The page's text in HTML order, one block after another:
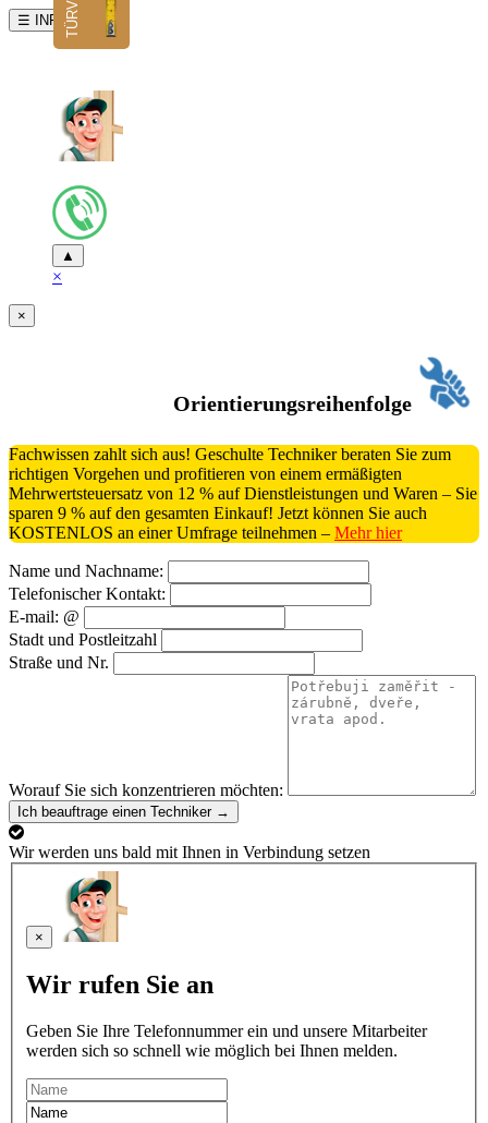
☰ INFO
▲
×
×
Orientierungsreihenfolge
Fachwissen zahlt sich aus! Geschulte Techniker beraten Sie zum
richtigen Vorgehen und profitieren von einem ermäßigten
Mehrwertsteuersatz von 12 % auf Dienstleistungen und Waren – Sie
sparen 9 % auf den gesamten Einkauf! Jetzt können Sie auch
KOSTENLOS an einer Umfrage teilnehmen – Mehr hier
Name und Nachname:
Telefonischer Kontakt:
E-mail: @
Stadt und Postleitzahl
Straße und Nr.
Worauf Sie sich konzentrieren möchten:
Ich beauftrage einen Techniker →
Wir werden uns bald mit Ihnen in Verbindung setzen
×
Wir rufen Sie an
Geben Sie Ihre Telefonnummer ein und unsere Mitarbeiter
werden sich so schnell wie möglich bei Ihnen melden.